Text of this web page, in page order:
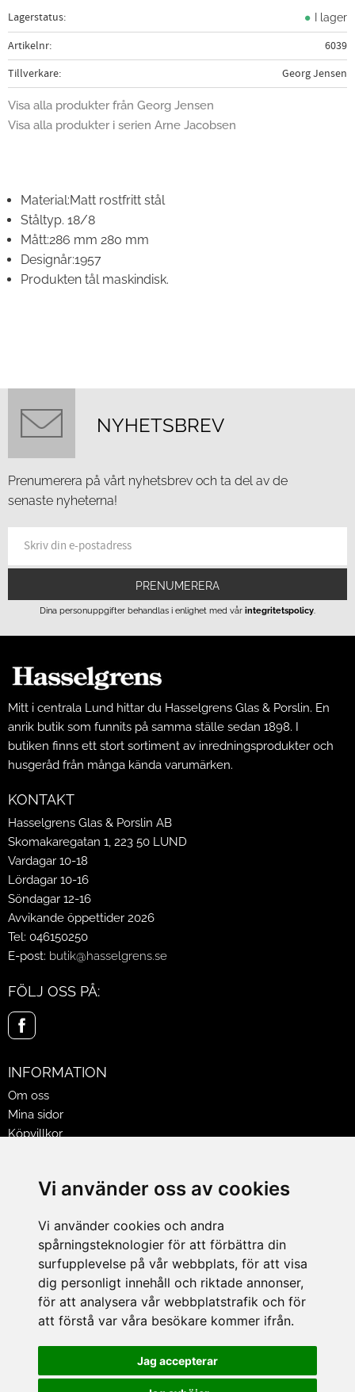
Vi använder oss av cookies
Vi använder cookies och andra
spårningsteknologier för att förbättra din
surfupplevelse på vår webbplats, för att visa
dig personligt innehåll och riktade annonser,
för att analysera vår webbplatstrafik och för
att förstå var våra besökare kommer ifrån.
Jag accepterar
Lagerstatus I lager
Artikelnr
6039
Tillverkare
Georg Jensen
Visa alla produkter från Georg Jensen
Visa alla produkter i serien Arne Jacobsen
Material:Matt rostfritt stål
Ståltyp. 18/8
Mått:286 mm 280 mm
Designår:1957
Produkten tål maskindisk.
NYHETSBREV
Prenumerera på vårt nyhetsbrev och ta del av de
senaste nyheterna!
PRENUMERERA
Dina personuppgifter behandlas i enlighet med vår integritetspolicy.
Mitt i centrala Lund hittar du Hasselgrens Glas & Porslin. En
anrik butik som funnits på samma ställe sedan 1898. I
butiken finns ett stort sortiment av inredningsprodukter och
husgeråd från många kända varumärken.
KONTAKT
Hasselgrens Glas & Porslin AB
Skomakaregatan 1, 223 50 LUND
Vardagar 10-18
Lördagar 10-16
Söndagar 12-16
Avvikande öppettider 2026
Tel: 046150250
E-post: butik@hasselgrens.se
FÖLJ OSS PÅ:
INFORMATION
Om oss
Mina sidor
Köpvillkor
Jobba på Hasselgrens
LEVERANS
BETALNINGSSÄTT
I butiken i Lund kan du betala med Visa, Mastercard, Lund
City presentkort och kontanter.